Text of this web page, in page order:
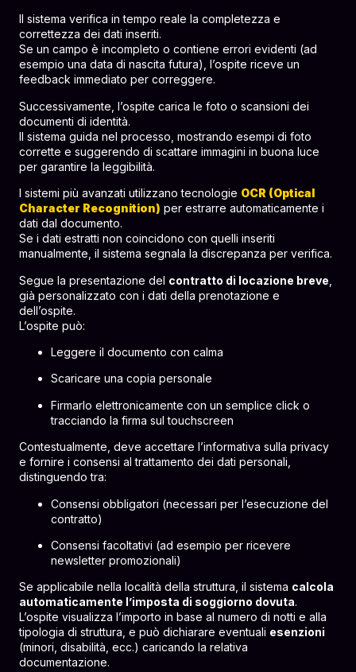
Il sistema verifica in tempo reale la completezza e
correttezza dei dati inseriti.
Se un campo è incompleto o contiene errori evidenti (ad
esempio una data di nascita futura), l’ospite riceve un
feedback immediato per correggere.
Successivamente, l’ospite carica le foto o scansioni dei
documenti di identità.
Il sistema guida nel processo, mostrando esempi di foto
corrette e suggerendo di scattare immagini in buona luce
per garantire la leggibilità.
I sistemi più avanzati utilizzano tecnologie OCR (Optical
Character Recognition) per estrarre automaticamente i
dati dal documento.
Se i dati estratti non coincidono con quelli inseriti
manualmente, il sistema segnala la discrepanza per verifica.
Segue la presentazione del contratto di locazione breve
già personalizzato con i dati della prenotazione e
dell’ospite.
L’ospite può:
Leggere il documento con calma
Scaricare una copia personale
Firmarlo elettronicamente con un semplice click o
tracciando la firma sul touchscreen
Contestualmente, deve accettare l’informativa sulla privacy
e fornire i consensi al trattamento dei dati personali,
distinguendo tra:
Consensi obbligatori (necessari per l’esecuzione del
contratto)
Consensi facoltativi (ad esempio per ricevere
newsletter promozionali)
Se applicabile nella località della struttura, il sistema calcola
automaticamente l’imposta di soggiorno dovuta.
L’ospite visualizza l’importo in base al numero di notti e alla
tipologia di struttura, e può dichiarare eventuali esenzioni
(minori, disabilità, ecc.) caricando la relativa
documentazione.